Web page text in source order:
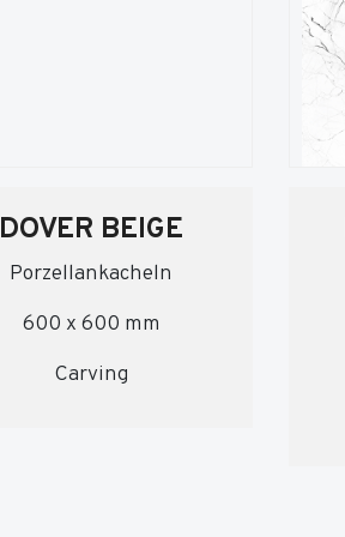
DOVER BEIGE
Porzellankacheln
600 x 600 mm
Carving